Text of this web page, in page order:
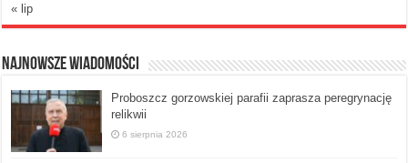
« lip
Najnowsze Wiadomości
Proboszcz gorzowskiej parafii zaprasza peregrynację
relikwii
6 sierpnia 2026